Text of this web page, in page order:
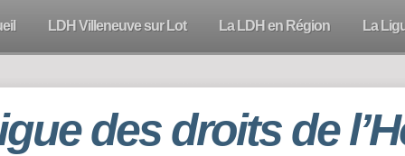
LDH Villeneuve sur Lot La LDH en Région La
des droits de